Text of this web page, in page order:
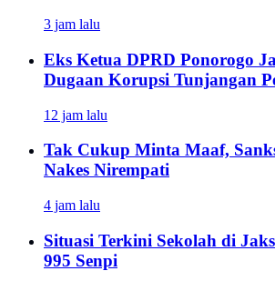
3 jam lalu
Eks Ketua DPRD Ponorogo
Dugaan Korupsi Tunjangan
12 jam lalu
Tak Cukup Minta Maaf,
Nakes Nirempati
4 jam lalu
Situasi Terkini Sekolah di
995 Senpi